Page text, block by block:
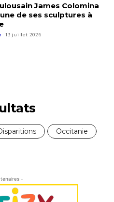
James Colomina
de ses sculptures à
13 juillet 2026
Occitanie
-